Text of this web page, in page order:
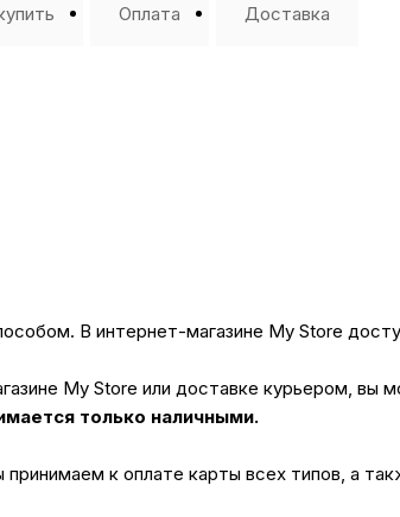
Оплата Доставка
В интернет-магазине My Store
My Store или доставке курьером, вы
только наличными.
принимаем к оплате карты всех типов, а